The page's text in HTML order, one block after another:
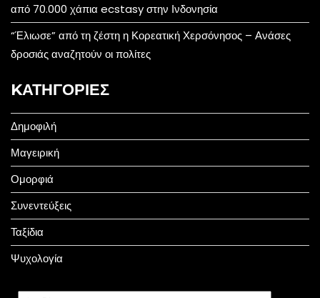
από 70.000 χάπια ecstasy στην Ινδονησία
“Έλιωσε” από τη ζέστη η Κορεατική Χερσόνησος – Ανάσες
δροσιάς αναζητούν οι πολίτες
KΑΤΗΓΟΡΊΕΣ
Δημοφιλή
Μαγειρική
Ομορφιά
Συνεντεύξεις
Ταξίδια
Ψυχολογία